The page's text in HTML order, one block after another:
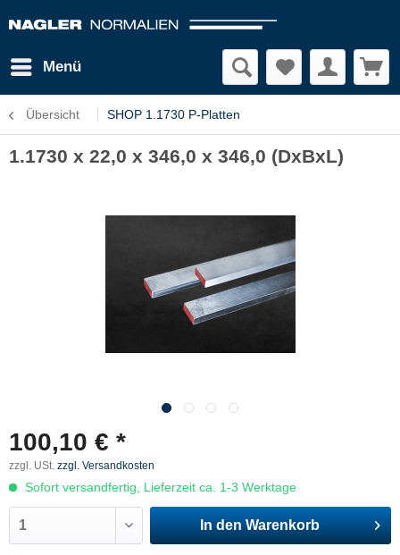
Menü
Übersicht SHOP 1.1730 P-Platten
1.1730 x 22,0 x 346,0 x 346,0 (DxBxL)
100,10 € *
zzgl. USt. zzgl. Versandkosten
Sofort versandfertig, Lieferzeit ca. 1-3 Werktage
In den Warenkorb